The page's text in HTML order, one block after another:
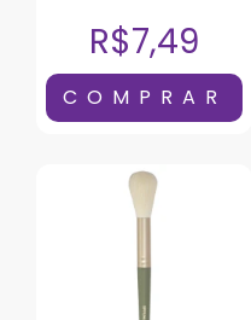
R$7,49